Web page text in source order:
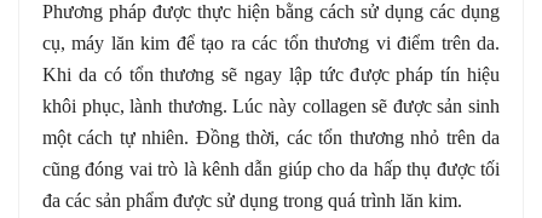
Phương pháp được thực hiện bằng cách sử dụng các dụng
cụ, máy lăn kim để tạo ra các tổn thương vi điểm trên da.
Khi da có tổn thương sẽ ngay lập tức được pháp tín hiệu
khôi phục, lành thương. Lúc này collagen sẽ được sản sinh
một cách tự nhiên. Đồng thời, các tổn thương nhỏ trên da
cũng đóng vai trò là kênh dẫn giúp cho da hấp thụ được tối
đa các sản phẩm được sử dụng trong quá trình lăn kim.